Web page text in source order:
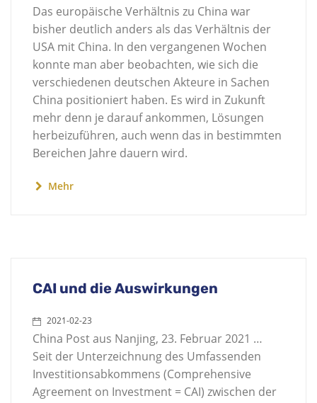
Das europäische Verhältnis zu China war
bisher deutlich anders als das Verhältnis der
USA mit China. In den vergangenen Wochen
konnte man aber beobachten, wie sich die
verschiedenen deutschen Akteure in Sachen
China positioniert haben. Es wird in Zukunft
mehr denn je darauf ankommen, Lösungen
herbeizuführen, auch wenn das in bestimmten
Bereichen Jahre dauern wird.
Mehr
CAI und die Auswirkungen
2021-02-23
China Post aus Nanjing, 23. Februar 2021 …
Seit der Unterzeichnung des Umfassenden
Investitionsabkommens (Comprehensive
Agreement on Investment = CAI) zwischen der